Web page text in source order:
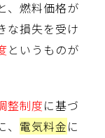
、燃料価格が
な損失を受け
というものが
整制度に基づ
電気料金に